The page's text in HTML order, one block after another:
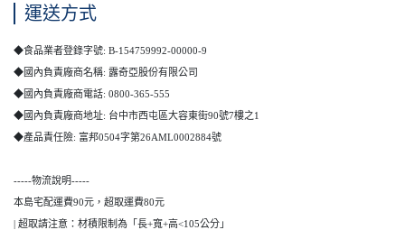
運送方式
◆食品業者登錄字號: B-154759992-00000-9
◆國內負責廠商名稱: 露奇亞股份有限公司
◆國內負責廠商電話: 0800-365-555
◆國內負責廠商地址: 台中市西屯區大容東街90號7樓之1
◆產品責任險: 富邦0504字第26AML0002884號
-----物流說明-----
本島宅配運費90元，超取運費80元
| 超取請注意：材積限制為「長+寬+高<105公分」